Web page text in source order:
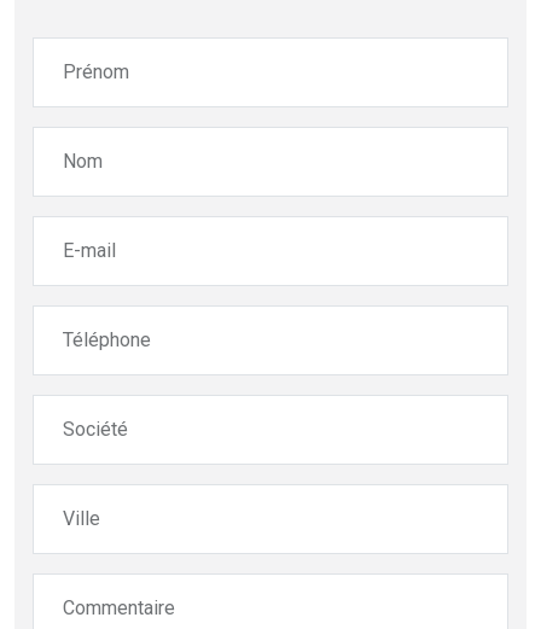
Prénom
Nom
E-mail
Téléphone
Société
Ville
Commentaire